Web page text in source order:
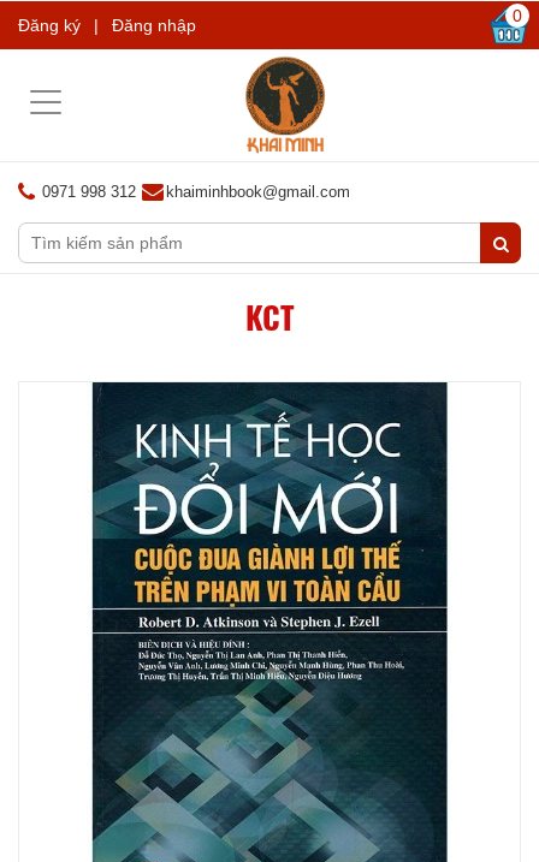
Đăng ký | Đăng nhập 0
Toggle
0971 998 312 khaiminhbook@gmail.com
KCT